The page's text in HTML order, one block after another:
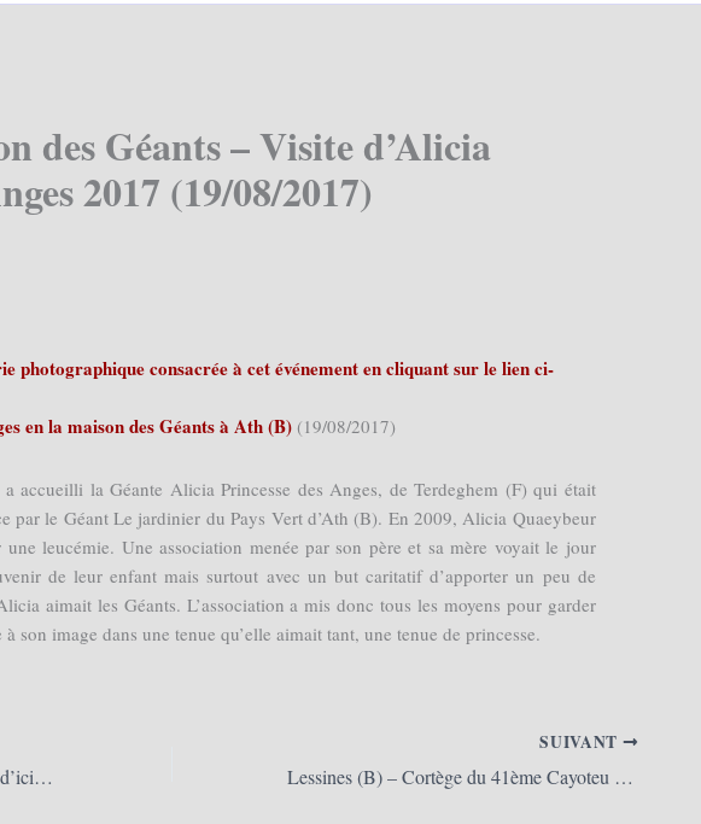
des Géants – Visite d’Alicia
2017 (19/08/2017)
photographique consacrée à cet événement en cliquant sur le lien ci-
en la maison des Géants à Ath (B) (19/08/2017)
accueilli la Géante Alicia Princesse des Anges, de Terdeghem (F) qui était
par le Géant Le jardinier du Pays Vert d’Ath (B). En 2009, Alicia Quaeybeur
leucémie. Une association menée par son père et sa mère voyait le jour
de leur enfant mais surtout avec un but caritatif d’apporter un peu de
aimait les Géants. L’association a mis donc tous les moyens pour garder
son image dans une tenue qu’elle aimait tant, une tenue de princesse.
Douai (F) – Fêtes de Gayant – Géants d’ici et d’ailleurs 2017 (08/07/2017)
SUIVANT
Lessines (B) – Cortège du 41ème Cayoteu 1900 2017 (20/08/2017)